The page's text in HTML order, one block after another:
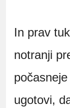
In prav
notranji
ugotovi,